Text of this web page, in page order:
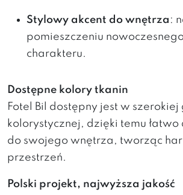
Stylowy akcent do wnętrza :
pomieszczeniu
charakteru.
Dostępne kolory tkanin
Fotel Bil dostępny jest w szerokiej
kolorystycznej, dzięki temu
do swojego wnętrza, tworząc
przestrzeń.
Polski projekt, najwyższa jakość